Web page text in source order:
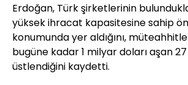
Erdoğan, Türk şirketlerinin
yüksek ihracat kapasitesine sahip
konumunda yer aldığını,
bugüne kadar 1 milyar doları aşan
üstlendiğini kaydetti.